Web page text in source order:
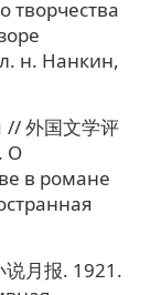
творчества
н. Нанкин,
// 外国文学评
О
в романе
说月报. 1921.